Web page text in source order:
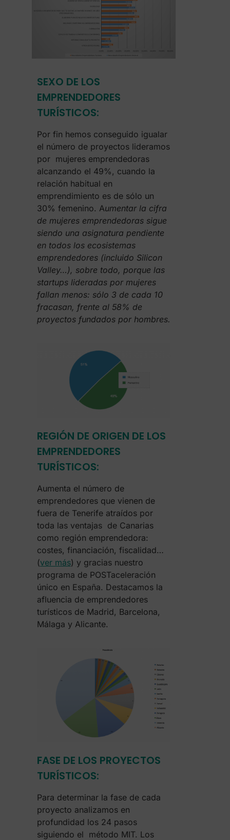
SEXO DE LOS
EMPRENDEDORES
TURÍSTICOS:
Por fin hemos conseguido igualar
el número de proyectos lideramos
por mujeres emprendedoras
alcanzando el 49%, cuando la
relación habitual en
emprendimiento es de sólo un
30% femenino. Aumentar la cifra
de mujeres emprendedoras sigue
siendo una asignatura pendiente
en todos los ecosistemas
emprendedores (incluido Silicon
Valley…), sobre todo, porque las
startups lideradas por mujeres
fallan menos: sólo 3 de cada 10
fracasan, frente al 58% de
proyectos fundados por hombres.
REGIÓN DE ORIGEN DE LOS
EMPRENDEDORES
TURÍSTICOS:
Aumenta el número de
emprendedores que vienen de
fuera de Tenerife atraídos por
toda las ventajas de Canarias
como región emprendedora:
costes, financiación, fiscalidad…
(ver más) y gracias nuestro
programa de POSTaceleración
único en España. Destacamos la
afluencia de emprendedores
turísticos de Madrid, Barcelona,
Málaga y Alicante.
FASE DE LOS PROYECTOS
TURÍSTICOS:
Para determinar la fase de cada
proyecto analizamos en
profundidad los 24 pasos
siguiendo el método MIT. Los